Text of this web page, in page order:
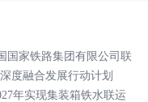
国家铁路集团有限公司联
度融合发展行动计划
年实现集装箱铁水联运